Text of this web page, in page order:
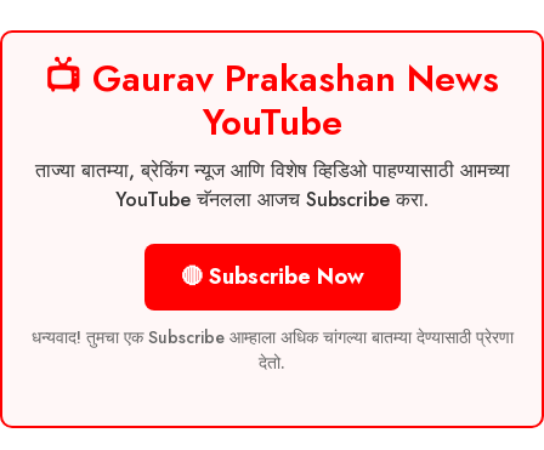
📺 Gaurav Prakashan News
YouTube
ताज्या बातम्या, ब्रेकिंग न्यूज आणि विशेष व्हिडिओ पाहण्यासाठी आमच्या
YouTube चॅनलला आजच Subscribe करा.
🔴 Subscribe Now
धन्यवाद! तुमचा एक Subscribe आम्हाला अधिक चांगल्या बातम्या देण्यासाठी प्रेरणा
देतो.